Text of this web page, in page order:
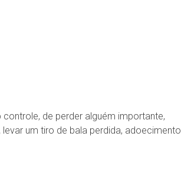
de perder alguém importante,
um tiro de bala perdida, adoecimento